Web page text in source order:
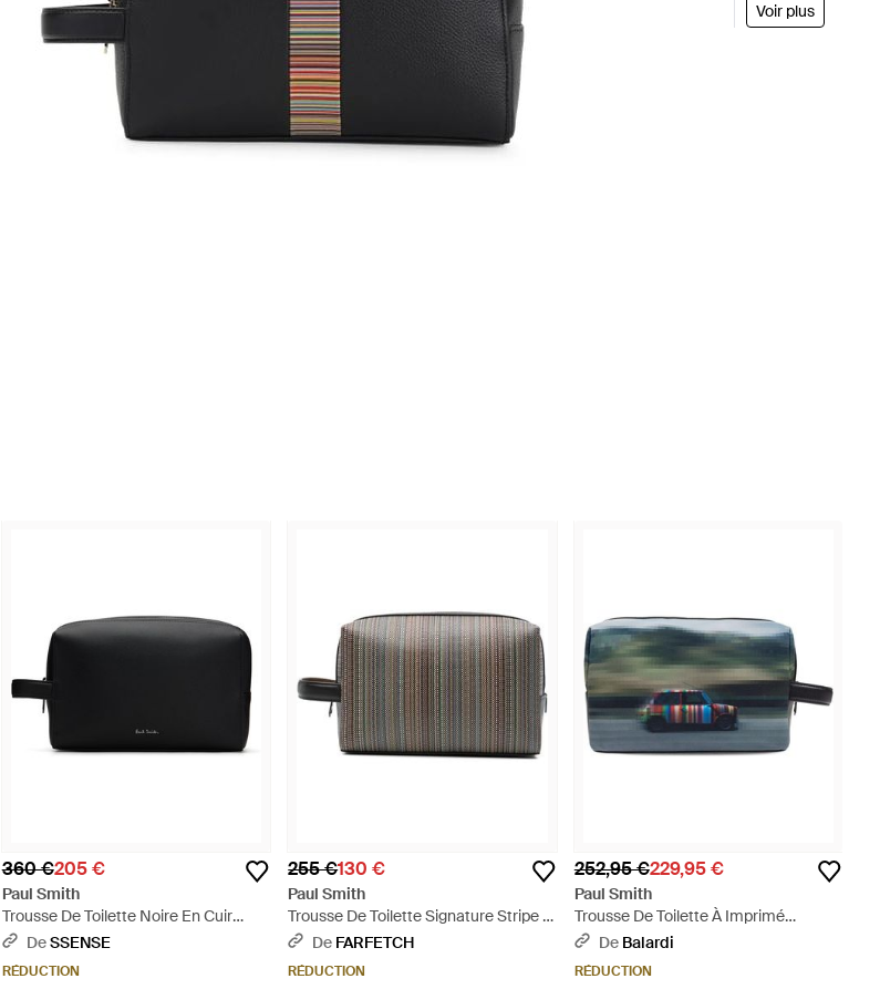
Voir plus
360 €205 €
Paul Smith
Trousse De Toilette Noire En Cuir
Grainé Et Gaufré - Noir
DeSSENSE
RÉDUCTION
255 €130 €
Paul Smith
Trousse De Toilette Signature Stripe -
GrisDe FARFETCH
RÉDUCTION
252,95 €229,95 €
Paul Smith
Trousse De Toilette À Imprimé
Graphique - Bleu
De Balardi
RÉDUCTION